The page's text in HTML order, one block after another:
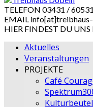
TELEFON 03431 /
EMAIL
HIER FINDEST DU UNS
Aktuelles
Veranstaltungen
PROJEKTE
Café
Kulturbeutel